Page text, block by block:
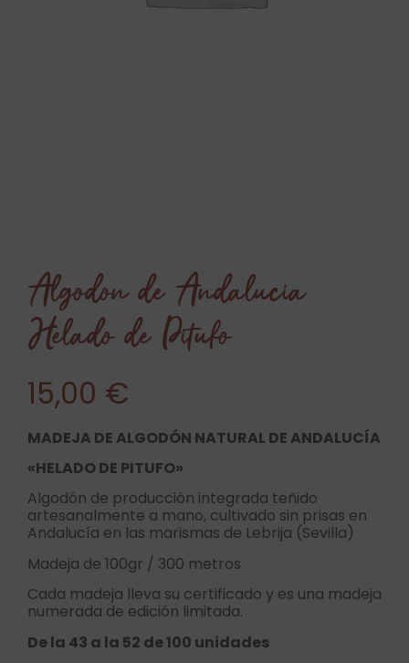
Algodon de Andalucia
Helado de Pitufo
15,00 €
MADEJA DE ALGODÓN NATURAL DE ANDALUCÍA
«HELADO DE PITUFO»
Algodón de producción integrada teñido
artesanalmente a mano, cultivado sin prisas en
Andalucía en las marismas de Lebrija (Sevilla)
Madeja de 100gr / 300 metros
Cada madeja lleva su certificado y es una madeja
numerada de edición limitada.
De la 43 a la 52 de 100 unidades